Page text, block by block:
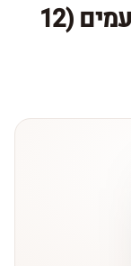
קוקטיילים מוכנים קולו 4 טעמים (12